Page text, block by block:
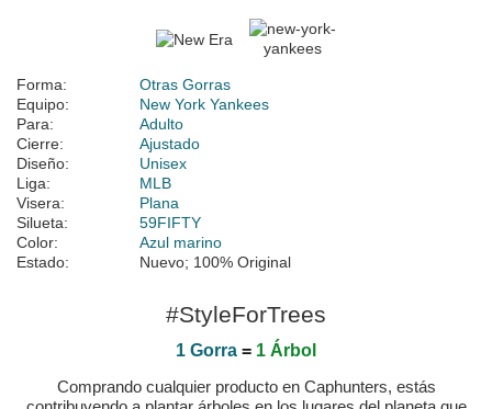
Forma:
Otras Gorras
Equipo:
New York Yankees
Para:
Adulto
Cierre:
Ajustado
Diseño:
Unisex
Liga:
MLB
Visera:
Plana
Silueta:
59FIFTY
Color:
Azul marino
Estado:
Nuevo; 100% Original
#StyleForTrees
1 Gorra = 1 Árbol
Comprando cualquier producto en Caphunters, estás